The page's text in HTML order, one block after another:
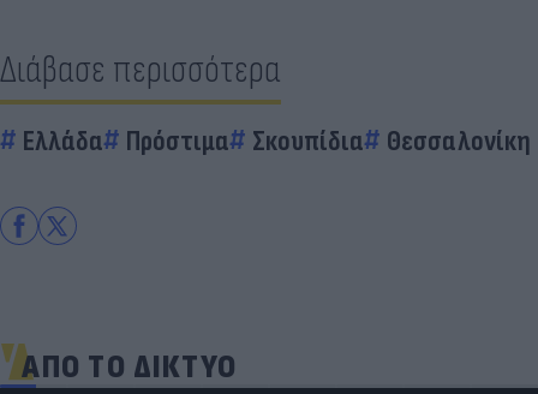
Διάβασε περισσότερα
Ελλάδα Πρόστιμα Σκουπίδια Θεσσαλονίκη
ΑΠΟ ΤΟ ΔΙΚΤΥΟ